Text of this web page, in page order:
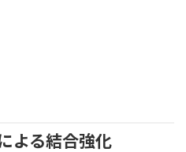
よる結合強化